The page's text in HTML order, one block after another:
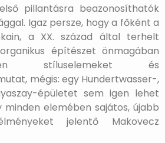
pillantásra beazonosíthatók
Igaz persze, hogy a főként a
a XX. század által terhelt
építészet önmagában
stíluselemeket és
mégis: egy Hundertwasser-,
épületet sem igen lehet
minden elemében sajátos, újabb
jelentő Makovecz